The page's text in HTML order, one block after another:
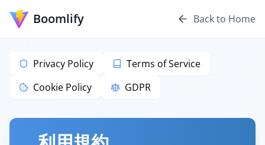
Boomlify Back to Home
Privacy Policy
Terms of Service
Cookie Policy
GDPR